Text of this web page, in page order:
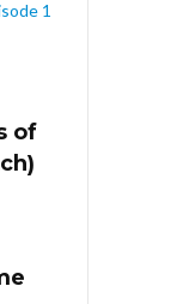
of